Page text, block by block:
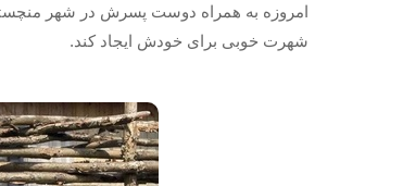
امروزه به همراه دوست پسرش در شهر منچستر
شهرت خوبی برای خودش ایجاد کند.